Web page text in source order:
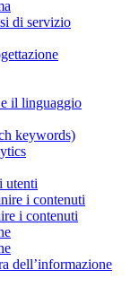
di servizio
il linguaggio
keywords)
utenti
i contenuti
i contenuti
dell’informazione